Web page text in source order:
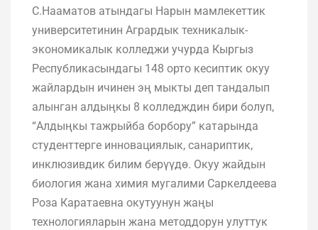
С.Нааматов атындагы Нарын мамлекеттик
университетинин Агрардык техникалык-
экономикалык колледжи учурда Кыргыз
Республикасындагы 148 орто кесиптик окуу
жайлардын ичинен эң мыкты деп тандалып
алынган алдыңкы 8 колледждин бири болуп,
“Алдыңкы тажрыйба борбору” катарында
студенттерге инновациялык, санариптик,
инклюзивдик билим берүүдө. Окуу жайдын
биология жана химия мугалими Саркелдеева
Роза Каратаевна окутуунун жаңы
технологияларын жана методдорун улуттук